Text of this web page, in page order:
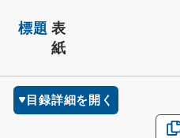
標題 表
紙
目録詳細を開く